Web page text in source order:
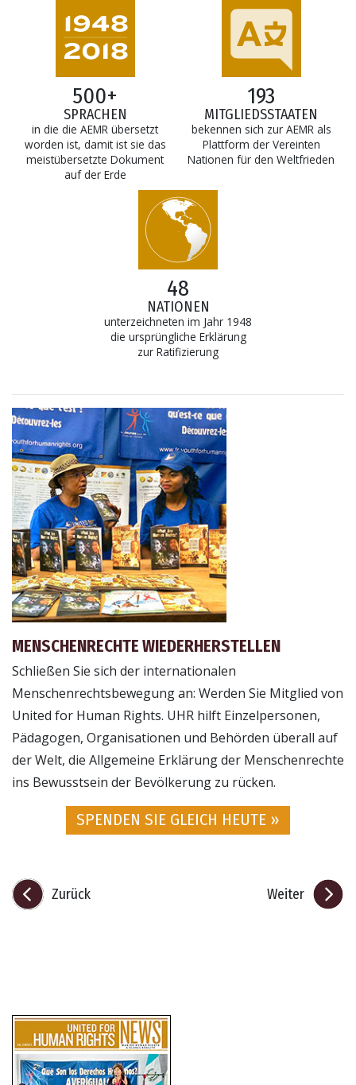
500+
SPRACHEN
in die die AEMR übersetzt
worden ist, damit ist sie das
meistübersetzte Dokument
auf der Erde
193
MITGLIEDSSTAATEN
bekennen sich zur AEMR als
Plattform der Vereinten
Nationen für den Weltfrieden
48
NATIONEN
unterzeichneten im Jahr 1948
die ursprüngliche Erklärung
zur Ratifizierung
MENSCHENRECHTE WIEDERHERSTELLEN
Schließen Sie sich der internationalen
Menschenrechtsbewegung an: Werden Sie Mitglied von
United for Human Rights. UHR hilft Einzelpersonen,
Pädagogen, Organisationen und Behörden überall auf
der Welt, die Allgemeine Erklärung der Menschenrechte
ins Bewusstsein der Bevölkerung zu rücken.
SPENDEN SIE GLEICH HEUTE »
Zurück Weiter